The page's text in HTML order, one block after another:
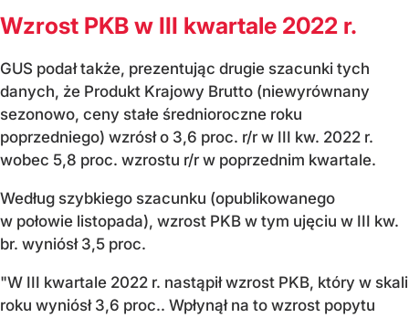
Wzrost PKB w III kwartale 2022 r.
GUS podał także, prezentując drugie szacunki tych
danych, że Produkt Krajowy Brutto (niewyrównany
sezonowo, ceny stałe średnioroczne roku
poprzedniego) wzrósł o 3,6 proc. r/r w III kw. 2022 r.
wobec 5,8 proc. wzrostu r/r w poprzednim kwartale.
Według szybkiego szacunku (opublikowanego
w połowie listopada), wzrost PKB w tym ujęciu w III kw.
br. wyniósł 3,5 proc.
"W III kwartale 2022 r. nastąpił wzrost PKB, który w skali
roku wyniósł 3,6 proc.. Wpłynął na to wzrost popytu